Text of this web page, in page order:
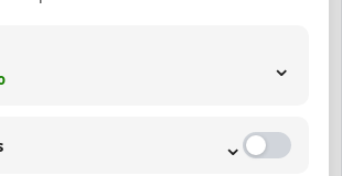
intuitiva.
las etiquetas HTML para
Web Vitals móviles y actuar sobre
⌄
⌄